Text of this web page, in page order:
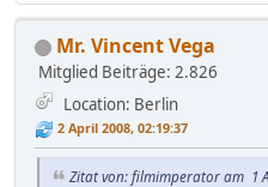
Mr. Vincent Vega
Mitglied Beiträge: 2.826
Location: Berlin
2 April 2008, 02:19:37
Zitat von: filmimperator am 1